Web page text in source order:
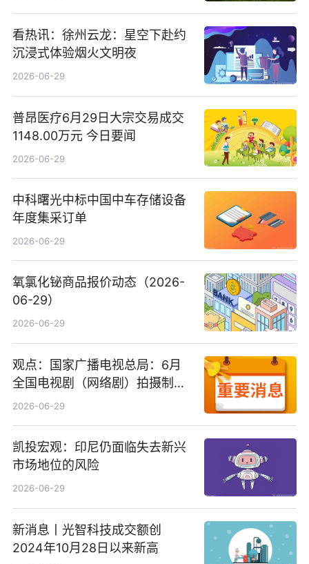
看热讯：徐州云龙：星空下赴约
沉浸式体验烟火文明夜
2026-06-29
普昂医疗6月29日大宗交易成交
1148.00万元 今日要闻
2026-06-29
中科曙光中标中国中车存储设备
年度集采订单
2026-06-29
氧氯化铋商品报价动态（2026-
06-29）
2026-06-29
观点：国家广播电视总局：6月
全国电视剧（网络剧）拍摄制作
备案公示剧目197部
2026-06-29
凯投宏观：印尼仍面临失去新兴
市场地位的风险
2026-06-29
新消息丨光智科技成交额创
2024年10月28日以来新高